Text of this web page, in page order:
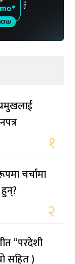
१
चर्चामा
२
“परदेशी
सहित )